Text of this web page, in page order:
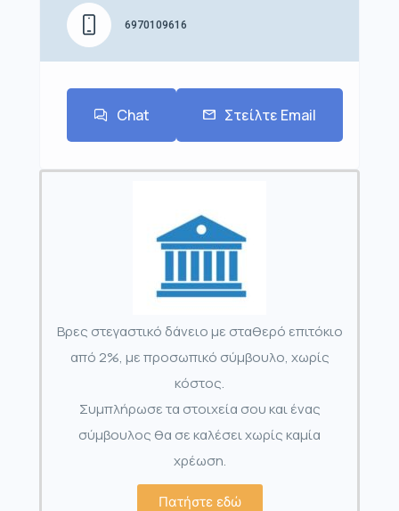
6970109616
Chat Στείλτε Email
Βρες στεγαστικό δάνειο με σταθερό επιτόκιο
από 2%, με προσωπικό σύμβουλο, χωρίς
κόστος.
Συμπλήρωσε τα στοιχεία σου και ένας
σύμβουλος θα σε καλέσει χωρίς καμία
χρέωση.
Πατήστε εδώ